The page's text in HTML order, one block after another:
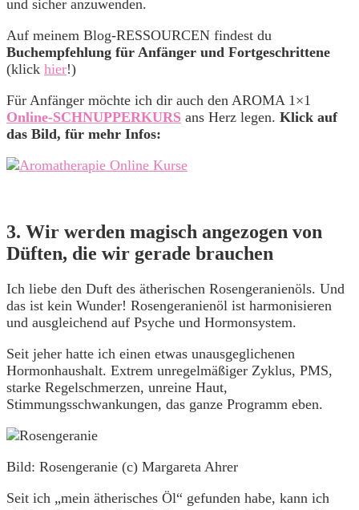
und sicher anzuwenden.
Auf meinem Blog-RESSOURCEN findest du
Buchempfehlung für Anfänger und Fortgeschrittene
(klick hier!)
Für Anfänger möchte ich dir auch den AROMA 1×1
Online-SCHNUPPERKURS ans Herz legen. Klick auf
das Bild, für mehr Infos:
3. Wir werden magisch angezogen von
Düften, die wir gerade brauchen
Ich liebe den Duft des ätherischen Rosengeranienöls. Und
das ist kein Wunder! Rosengeranienöl ist harmonisieren
und ausgleichend auf Psyche und Hormonsystem.
Seit jeher hatte ich einen etwas unausgeglichenen
Hormonhaushalt. Extrem unregelmäßiger Zyklus, PMS,
starke Regelschmerzen, unreine Haut,
Stimmungsschwankungen, das ganze Programm eben.
Bild: Rosengeranie (c) Margareta Ahrer
Seit ich „mein ätherisches Öl“ gefunden habe, kann ich